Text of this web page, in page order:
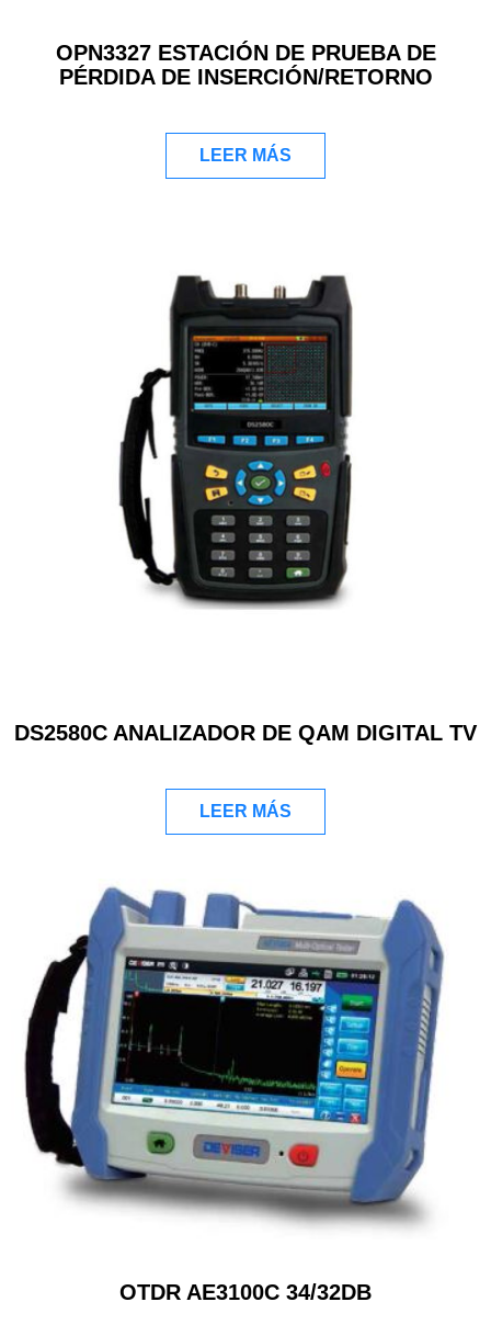
OPN3327 ESTACIÓN DE PRUEBA DE
PÉRDIDA DE INSERCIÓN/RETORNO
LEER MÁS
DS2580C ANALIZADOR DE QAM DIGITAL TV
LEER MÁS
OTDR AE3100C 34/32DB